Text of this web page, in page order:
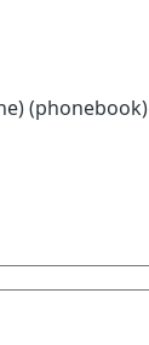
(phonebook)